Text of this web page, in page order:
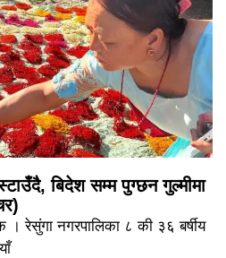
बिदेश सम्म पुग्छन गुल्मीमा
। रेसुंगा नगरपालिका ८ की ३६ बर्षीय